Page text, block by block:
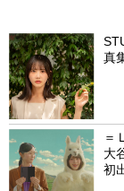
真
＝
大
初